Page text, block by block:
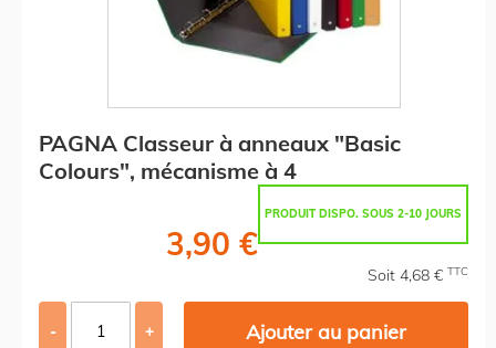
PAGNA Classeur à anneaux "Basic
Colours", mécanisme à 4
PRODUIT DISPO. SOUS 2-10 JOURS
3,90 €
Soit 4,68 € TTC
- + Ajouter au panier